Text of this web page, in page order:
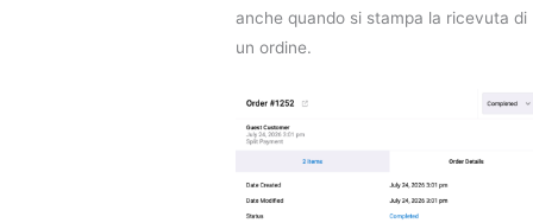
anche quando si stampa la ricevuta di
un ordine.